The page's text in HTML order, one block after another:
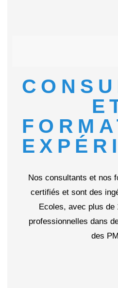
Nos consultants et nos
certifiés et sont des
Ecoles, avec plus de
professionnelles dans
des